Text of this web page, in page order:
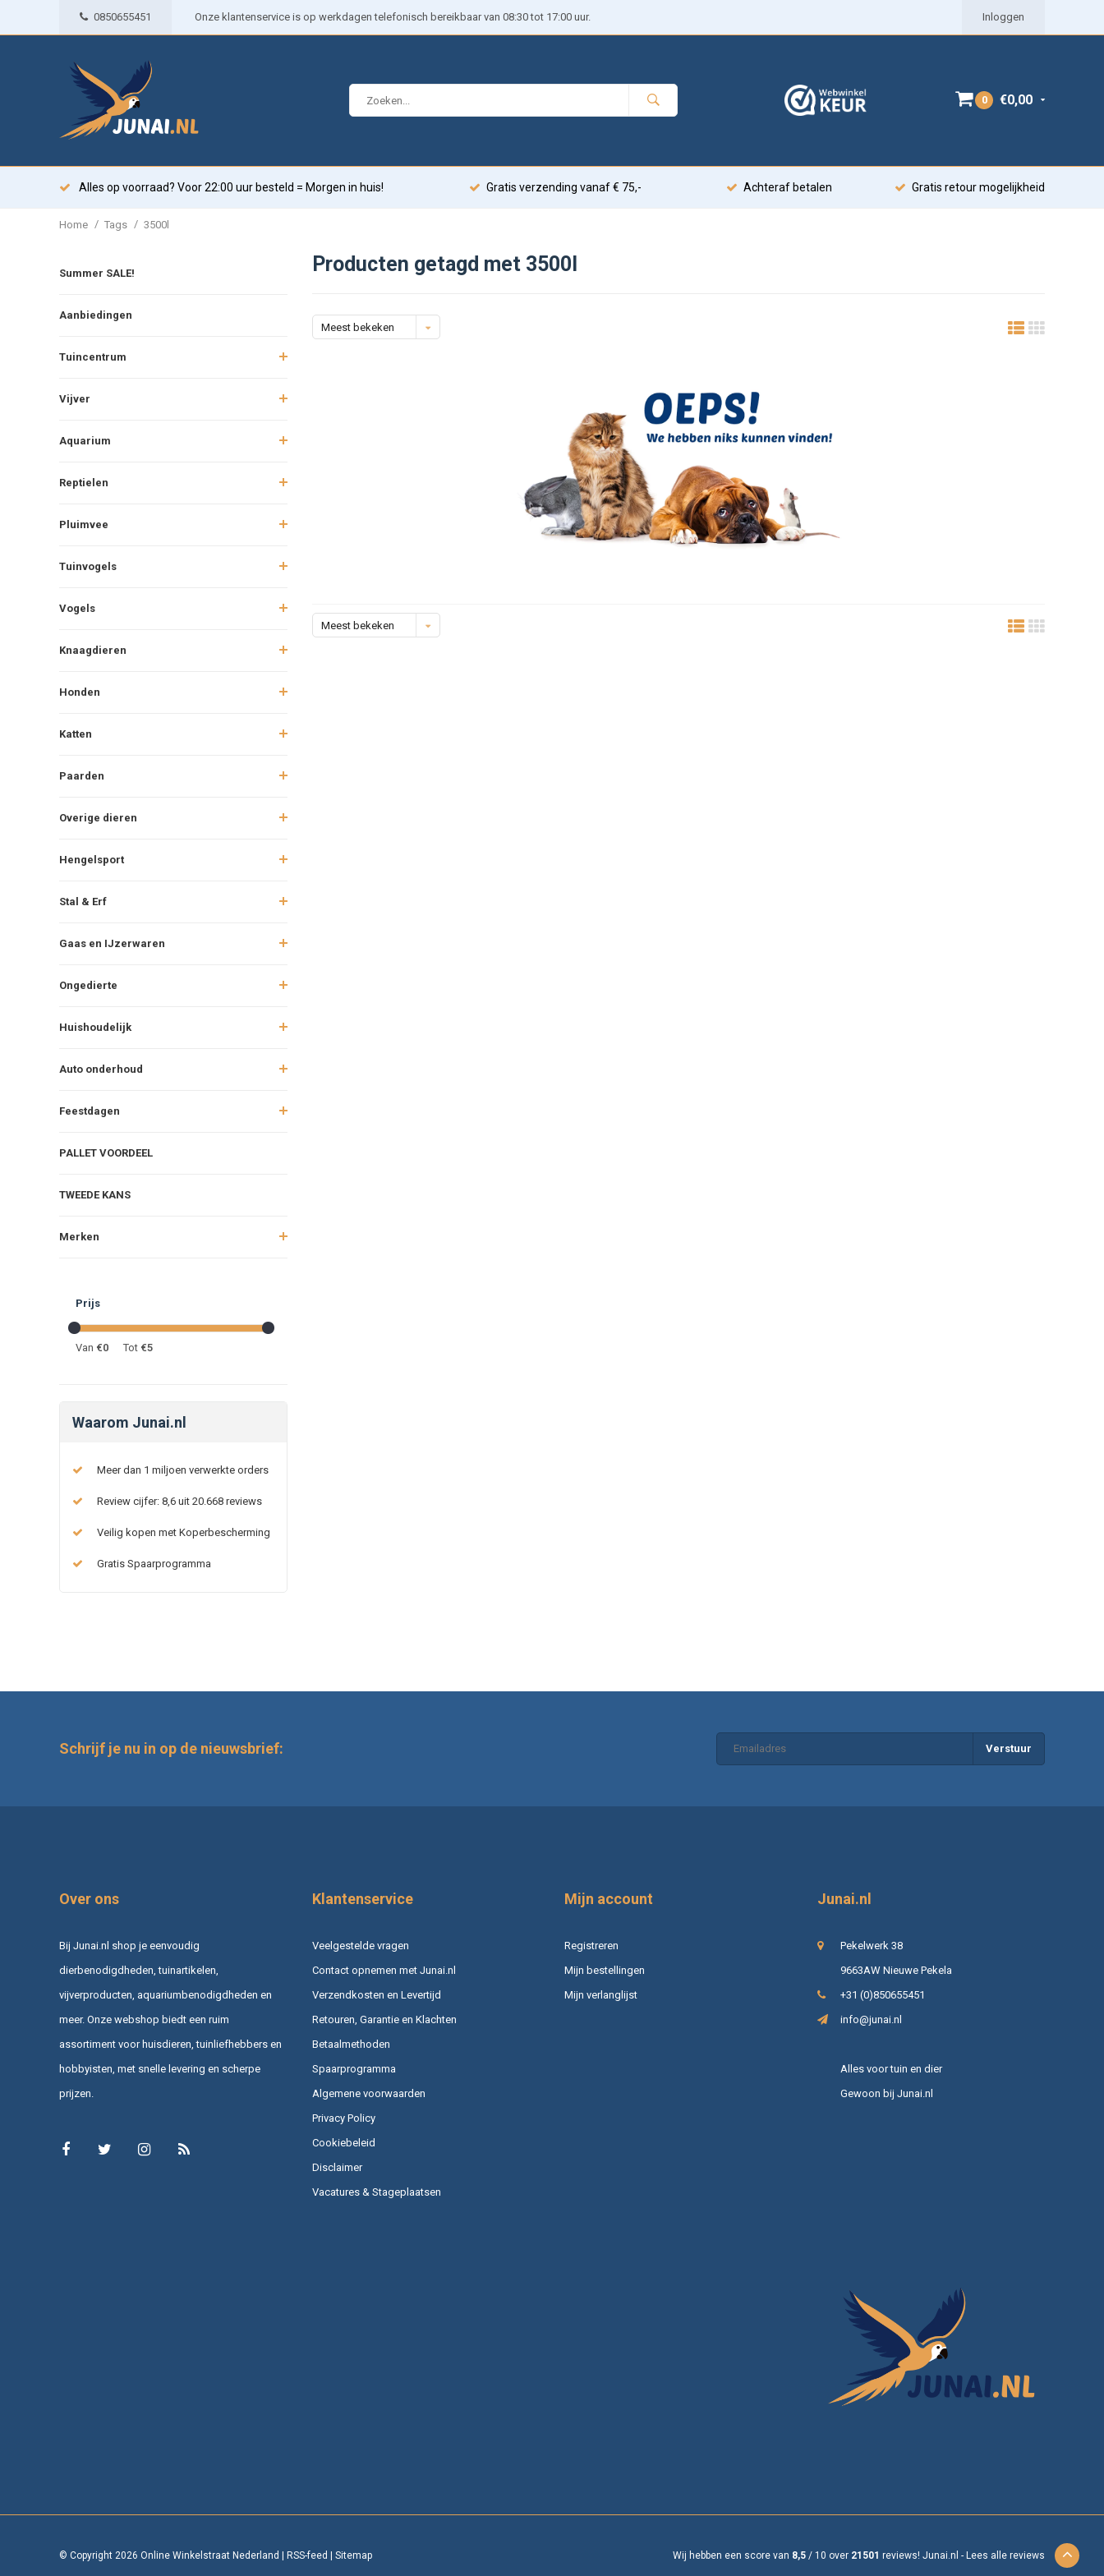
0850655451 Onze klantenservice is op werkdagen telefonisch bereikbaar van 08:30 tot 17:00 uur. Inloggen
0 €0,00
Alles op voorraad? Voor 22:00 uur besteld = Morgen in huis! Gratis verzending vanaf € 75,- Achteraf betalen Gratis retour mogelijkheid
Home / Tags / 3500l
Summer SALE!
Aanbiedingen
Tuincentrum
Vijver
Aquarium
Reptielen
Pluimvee
Tuinvogels
Vogels
Knaagdieren
Honden
Katten
Paarden
Overige dieren
Hengelsport
Stal & Erf
Gaas en IJzerwaren
Ongedierte
Huishoudelijk
Auto onderhoud
Feestdagen
PALLET VOORDEEL
TWEEDE KANS
Merken
Prijs
Van €0 Tot €5
Waarom Junai.nl
Meer dan 1 miljoen verwerkte orders
Review cijfer: 8,6 uit 20.668 reviews
Veilig kopen met Koperbescherming
Gratis Spaarprogramma
Producten getagd met 3500l
Meest bekeken
Meest bekeken
Schrijf je nu in op de nieuwsbrief: Verstuur
Over ons
Bij Junai.nl shop je eenvoudig
dierbenodigdheden, tuinartikelen,
vijverproducten, aquariumbenodigdheden en
meer. Onze webshop biedt een ruim
assortiment voor huisdieren, tuinliefhebbers en
hobbyisten, met snelle levering en scherpe
prijzen.
Klantenservice
Veelgestelde vragen
Contact opnemen met Junai.nl
Verzendkosten en Levertijd
Retouren, Garantie en Klachten
Betaalmethoden
Spaarprogramma
Algemene voorwaarden
Privacy Policy
Cookiebeleid
Disclaimer
Vacatures & Stageplaatsen
Mijn account
Registreren
Mijn bestellingen
Mijn verlanglijst
Junai.nl
Pekelwerk 38
9663AW Nieuwe Pekela
+31 (0)850655451
info@junai.nl
Alles voor tuin en dier
Gewoon bij Junai.nl
© Copyright 2026 Online Winkelstraat Nederland | RSS-feed | Sitemap Wij hebben een score van 8,5 / 10 over 21501 reviews! Junai.nl - Lees alle reviews